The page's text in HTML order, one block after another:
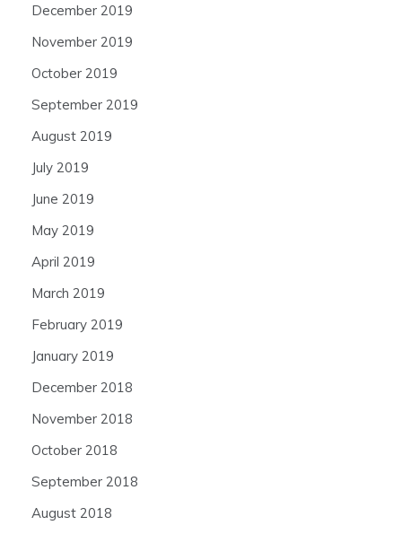
December 2019
November 2019
October 2019
September 2019
August 2019
July 2019
June 2019
May 2019
April 2019
March 2019
February 2019
January 2019
December 2018
November 2018
October 2018
September 2018
August 2018